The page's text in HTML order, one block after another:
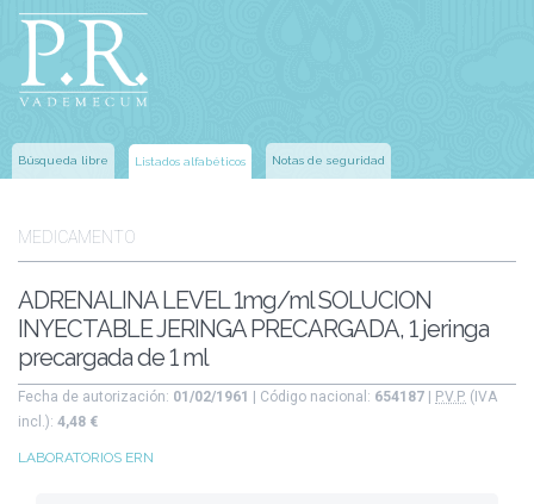
Búsqueda libre Listados alfabéticos Notas de seguridad
MEDICAMENTO
ADRENALINA LEVEL 1mg/ml SOLUCION
INYECTABLE JERINGA PRECARGADA, 1 jeringa
precargada de 1 ml
Fecha de autorización: 01/02/1961 | Código nacional: 654187 P.V.P. (IVA
incl.): 4,48 €
LABORATORIOS ERN